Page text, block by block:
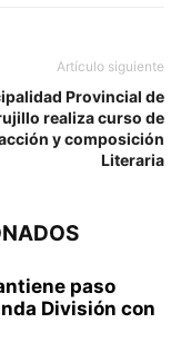
Artículo siguiente
Provincial de
realiza curso de
y composición
Literaria
paso
División con